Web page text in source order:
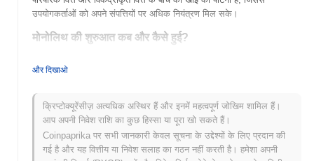
उपयोगकर्ताओं को अपने संपत्तियों पर अधिक नियंत्रण मिल सके।
मोनोलिथ की शुरुआत कब और कैसे हुई?
जिसका उद्देश्य पारंपरिक वित्त और एथेरियम ब्लॉकचेन के बीच की खाई को पाटना
विकेंद्रीकृत बैंकिंग अनुभव प्रदान करने पर ध्यान केंद्रित किया। अपने प्रारंभिक
विकास में, मोनोलिथ ने कई क्रिप्टोक्यूरेंसी एक्सचेंजों पर सूचीबद्ध होने के साथ गति
प्राप्त की, जिससे इसकी दृश्यता और उपयोगकर्ताओं के लिए पहुंच बढ़ी।
मोनोलिथ के लिए आगे क्या है?
और दिखाओ
क्रिप्टोक्यूरेंसीज़ अत्यधिक अस्थिर हैं और इनमें महत्वपूर्ण जोखिम शामिल हैं।
आप अपनी निवेश राशि का कुछ हिस्सा या पूरा खो सकते हैं।
Coinpaprika पर सभी जानकारी केवल सूचना के उद्देश्यों के लिए प्रदान की
गई है और यह वित्तीय या निवेश सलाह का गठन नहीं करती है। हमेशा अपनी